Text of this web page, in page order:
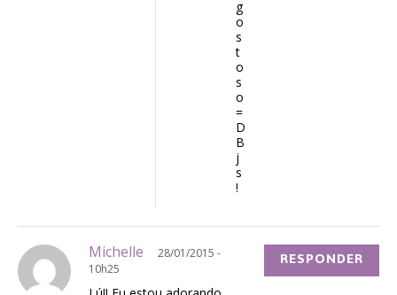
g
o
s
t
o
s
o
=
D
B
j
s
!
Michelle
28/01/2015 -
10h25
RESPONDER